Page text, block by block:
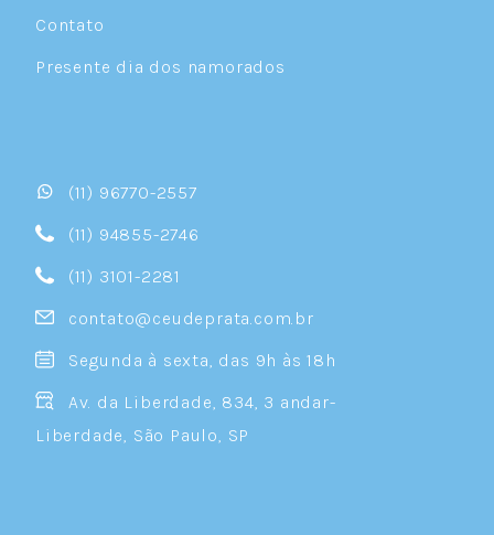
Contato
Presente dia dos namorados
(11) 96770-2557
(11) 94855-2746
(11) 3101-2281
contato@ceudeprata.com.br
Segunda à sexta, das 9h às 18h
Av. da Liberdade, 834, 3 andar-
Liberdade, São Paulo, SP